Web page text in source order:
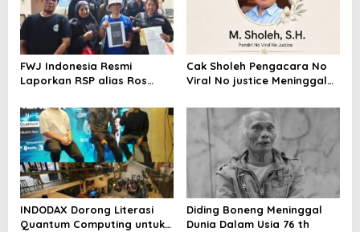
FWJ Indonesia Resmi
Laporkan RSP alias Ros
Cak Sholeh Pengacara No
Viral No justice Meninggal
INDODAX Dorong Literasi
Quantum Computing untuk
Diding Boneng Meninggal
Dunia Dalam Usia 76 th